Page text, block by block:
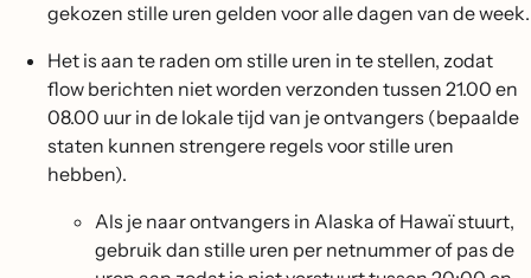
gekozen stille uren gelden voor alle dagen van de week.
Het is aan te raden om stille uren in te stellen, zodat
flow berichten niet worden verzonden tussen 21.00 en
08.00 uur in de lokale tijd van je ontvangers (bepaalde
staten kunnen strengere regels voor stille uren
hebben).
Als je naar ontvangers in Alaska of Hawaï stuurt,
gebruik dan stille uren per netnummer of pas de